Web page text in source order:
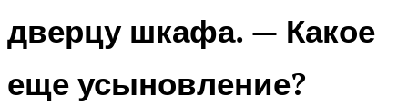
дверцу шкафа. — Какое
еще усыновление?